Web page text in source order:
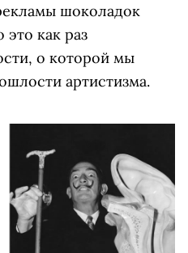
шоколадок
это как раз
о которой мы
артистизма.